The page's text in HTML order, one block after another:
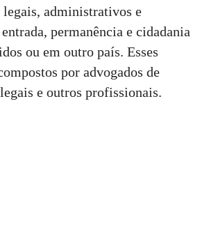
legais, administrativos e
permanência e cidadania
ou em outro país. Esses
por advogados de
e outros profissionais.